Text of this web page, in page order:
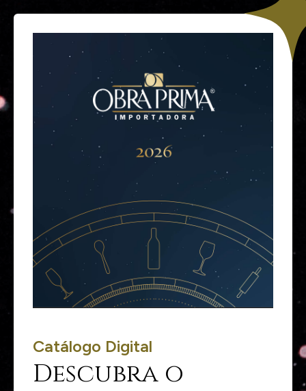
Catálogo Digital
Descubra o